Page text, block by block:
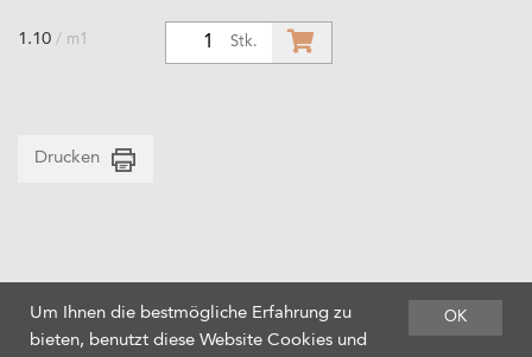
Stk.
1.10 / m1
Drucken
OK
Um Ihnen die bestmögliche Erfahrung zu
bieten, benutzt diese Website Cookies und